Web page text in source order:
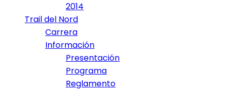
2014
Trail del Nord
Carrera
Información
Presentación
Programa
Reglamento